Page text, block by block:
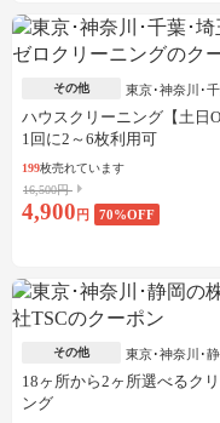
その他
東京･神奈川･千
玉
ハウスクリーニング【土日
1回に2～6枚利用可
199枚売れています
16,500円
4,900 円 70%OFF
その他 東京･神奈川･
18ヶ所から2ヶ所選べるク
ング